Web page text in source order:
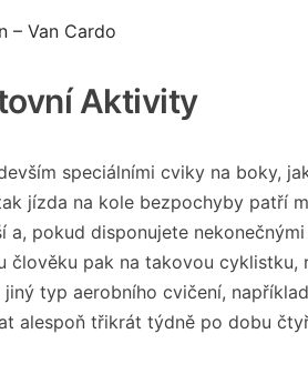
– Van Cardo
Aktivity
speciálními cviky na boky,
jízda na kole bezpochyby patří
a, pokud disponujete
člověku pak na takovou
typ aerobního cvičení,
alespoň třikrát týdně po dobu